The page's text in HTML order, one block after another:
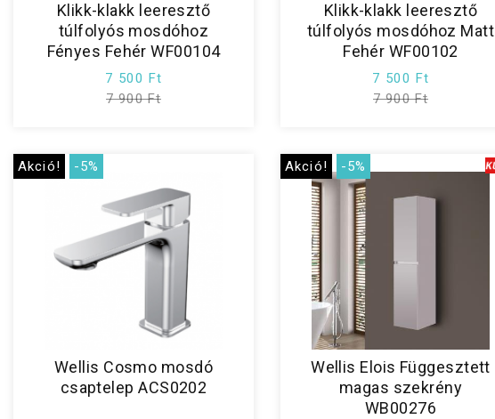
Klikk-klakk leeresztő
túlfolyós mosdóhoz
Fényes Fehér WF00104
7 500 Ft
7 900 Ft
Klikk-klakk leeresztő
túlfolyós mosdóhoz Matt
Fehér WF00102
7 500 Ft
7 900 Ft
Akció! -5%
Wellis Cosmo mosdó
csaptelep ACS0202
Akció! -5%
Wellis Elois Függesztett
magas szekrény
WB00276